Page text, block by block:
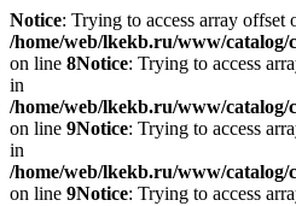
Notice: Trying to access array offset
/home/web/lkekb.ru/www/
on line 8Notice: Trying to access
in
/home/web/lkekb.ru/www/
on line 9Notice: Trying to access
in
/home/web/lkekb.ru/www/
on line 9Notice: Trying to access